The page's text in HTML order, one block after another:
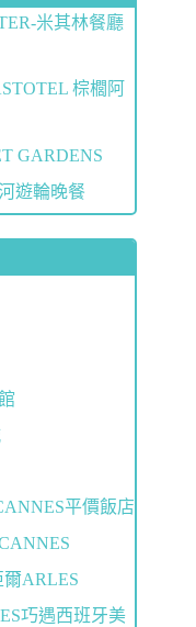
米其林餐廳
棕櫚阿
GARDENS
遊輪晚餐
平價飯店
ARLES
巧遇西班牙美